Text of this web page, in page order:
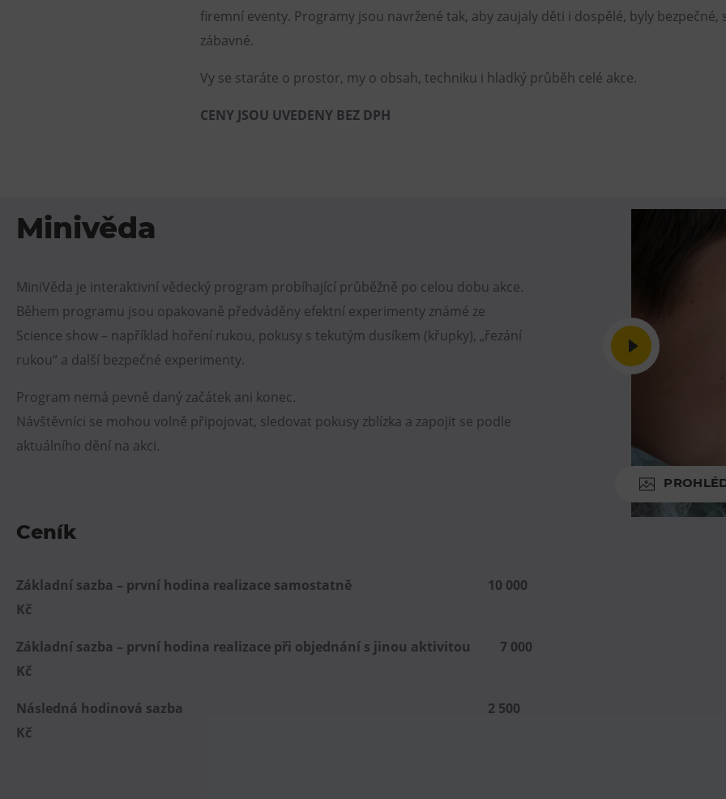
firemní eventy. Programy jsou navržené tak, aby zaujaly děti i dospělé, byly
zábavné.
Vy se staráte o prostor, my o obsah, techniku i hladký průběh celé akce.
CENY JSOU UVEDENY BEZ DPH
Minivěda
MiniVěda je interaktivní vědecký program probíhající průběžně po celou dobu akce.
Během programu jsou opakovaně předváděny efektní experimenty známé ze
Science show – například hoření rukou, pokusy s tekutým dusíkem (křupky), „řezání
rukou“ a další bezpečné experimenty.
Program nemá pevně daný začátek ani konec.
Návštěvníci se mohou volně připojovat, sledovat pokusy zblízka a zapojit se podle
aktuálního dění na akci.
Ceník
Základní sazba – první hodina realizace samostatně 10 000
Kč
Základní sazba – první hodina realizace při objednání s jinou aktivitou 7 000
Kč
Následná hodinová sazba 2 500
Kč